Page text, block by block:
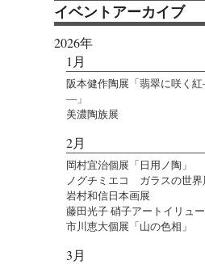
イベントアーカイブ
2026年
1月
阪本健作陶展「翡翠に咲く
―」
美濃陶族展
2月
岡村宜治個展「日用ノ陶」
ノグチミエコ ガラスの世界
岩村和信日本画展
藤田光子 硝子アートイリュ
市川恵大個展「山の色相」
3月